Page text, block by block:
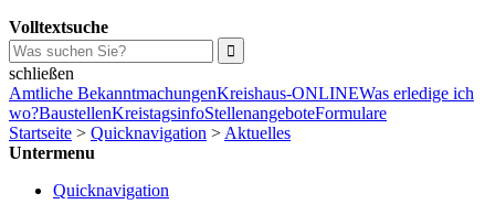
Volltextsuche
schließen
Amtliche BekanntmachungenKreishaus-ONLINEWas erledige ich
wo?BaustellenKreistagsinfoStellenangeboteFormulare
Startseite > Quicknavigation > Aktuelles
Untermenu
Quicknavigation